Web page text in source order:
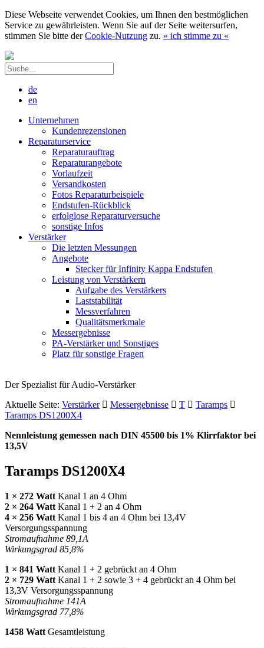
Diese Webseite verwendet Cookies, um Ihnen den bestmöglichen
Service zu gewährleisten. Wenn Sie auf der Seite weitersurfen,
stimmen Sie bitte derCookie-Nutzung zu. » ich stimme zu «
de
en
Unternehmen
Kundenrezensionen
Reparaturservice
Reparaturauftrag
Reparaturangebote
Vorlaufzeit
Versandkosten
Fotos Reparaturbeispiele
Endstufen-Rückblick
erfolglose Reparaturversuche
sonstige Infos
Verstärker
Die letzten Messungen
Angebote
Stecker für Infinity Kappa Endstufen
Leistung von Verstärkern
Aufgabe des Verstärkers
Laststabilität
Messverfahren
Qualitätsmerkmale
Messergebnisse
PA-Verstärker und Sonstiges
Platz für sonstige Fragen
Der Spezialist für Audio-Verstärker
Aktuelle Seite: Verstärker Messergebnisse T
Taramps
Taramps DS1200X4
Nennleistung gemessen nach DIN 45500 bis 1% Klirrfaktor bei
13,5V
Taramps DS1200X4
1 × 272 Watt Kanal 1 an 4 Ohm
2 × 264 Watt Kanal 1 + 2 an 4 Ohm
4 × 256 Watt Kanal 1 bis 4 an 4 Ohm bei 13,4V
Versorgungsspannung
Stromaufnahme 89,1A
Wirkungsgrad 85,8%
1 × 841 Watt Kanal 1 + 2 gebrückt an 4 Ohm
2 × 729 Watt Kanal 1 + 2 sowie 3 + 4 gebrückt an 4 Ohm bei
13,3V Versorgungsspannung
Stromaufnahme 141A
Wirkungsgrad 77,8%
1458 Watt Gesamtleistung